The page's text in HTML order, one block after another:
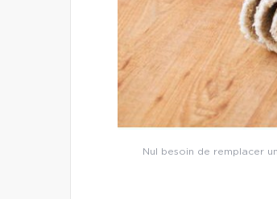
Nul besoin de remplacer